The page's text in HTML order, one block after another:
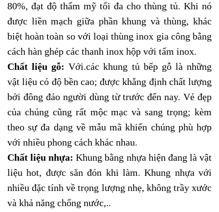
80%, đạt độ thẩm mỹ tối đa cho thùng tủ. Khi nó
được liền mạch giữa phần khung và thùng, khác
biệt hoàn toàn so với loại thùng inox gia công bằng
cách hàn ghép các thanh inox hộp với tấm inox.
Chất liệu gỗ: Với.các khung tủ bếp gỗ là những
vật liệu có độ bền cao; được khẳng định chất lượng
bởi đông đảo người dùng từ trước đến nay. Vẻ đẹp
của chúng cũng rất mộc mạc và sang trọng; kèm
theo sự đa dạng về mẫu mã khiến chúng phù hợp
với nhiều phong cách khác nhau.
Chất liệu nhựa:Khung bằng nhựa hiện đang là vật
liệu hot, được săn đón khi làm. Khung nhựa với
nhiều đặc tính về trọng lượng nhẹ, không trầy xước
và khả năng chống nước,..